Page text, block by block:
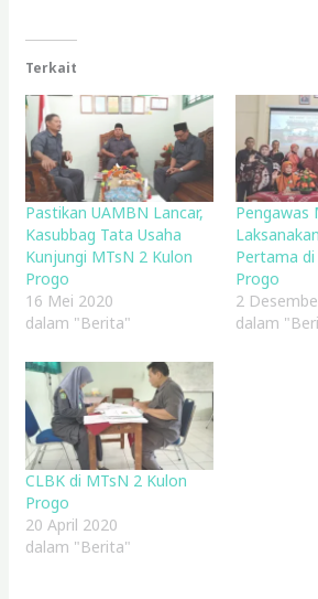
Terkait
Pastikan UAMBN Lancar,
Kasubbag Tata Usaha
Kunjungi MTsN 2 Kulon
Progo
16 Mei 2020
dalam "Berita"
Pengawas
Pertama
Progo
2
dalam
CLBK di MTsN 2 Kulon
Progo
20 April 2020
dalam "Berita"